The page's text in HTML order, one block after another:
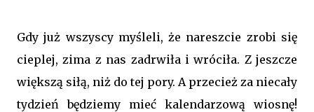
Gdy już wszyscy myśleli, że nareszcie zrobi się
cieplej, zima z nas zadrwiła i wróciła. Z jeszcze
większą siłą, niż do tej pory. A przecież za niecały
tydzień będziemy mieć kalendarzową wiosnę!